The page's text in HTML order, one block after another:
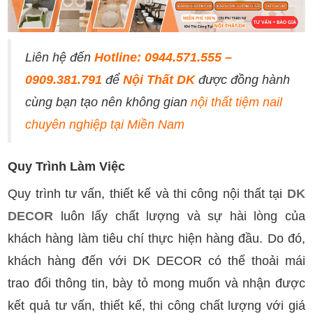
Liên hệ đếnHotline: 0944.571.555 –
0909.381.791 đểNội Thất DKđược đồng hành
cùng bạn tạo nên không giannội thất tiệm nail
chuyên nghiệp tại Miền Nam
Quy Trình Làm Việc
Quy trình tư vấn, thiết kế và thi công nội thất tại DK
DECOR luôn lấy chất lượng và sự hài lòng của
khách hàng làm tiêu chí thực hiện hàng đầu. Do đó,
khách hàng đến với DK DECOR có thể thoải mái
trao đổi thông tin, bày tỏ mong muốn và nhận được
kết quả tư vấn, thiết kế, thi công chất lượng với giá